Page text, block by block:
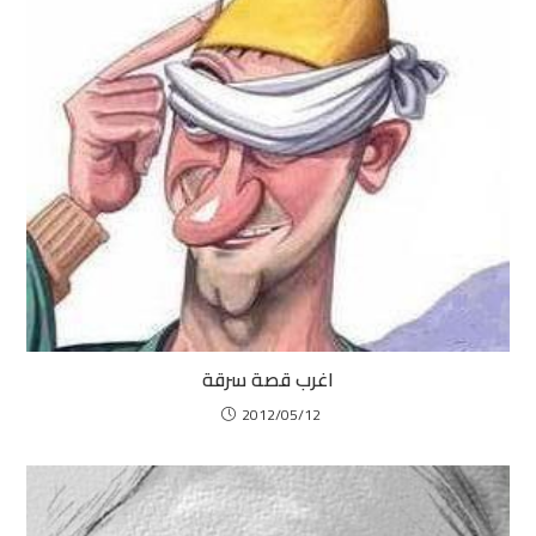
اغرب قصة سرقة
2012/05/12